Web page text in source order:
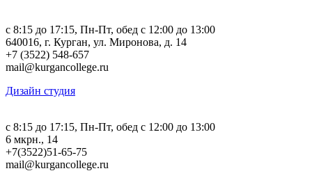
c 8:15 до 17:15, Пн-Пт, обед с 12:00 до 13:00
640016, г. Курган, ул. Миронова, д. 14
+7 (3522) 548-657
mail@kurgancollege.ru
Дизайн студия
c 8:15 до 17:15, Пн-Пт, обед с 12:00 до 13:00
6 мкрн., 14
+7(3522)51-65-75
mail@kurgancollege.ru